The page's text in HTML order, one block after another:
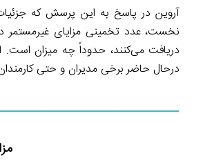
آروین در پاسخ به این پرسش که
نخست، عدد تخمینی مزایای غیرمستمر
دریافت می‌کنند، حدوداً چه میزان
درحال حاضر برخی مدیران و حتی